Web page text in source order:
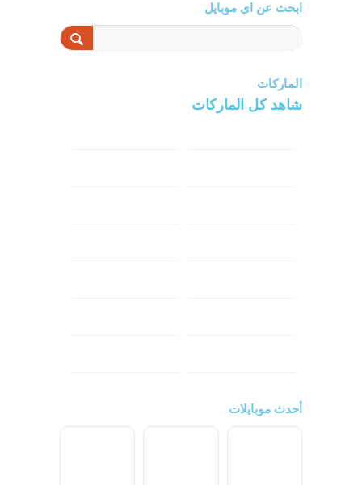
ابحث عن اى موبايل
الماركات
شاهد كل الماركات
أحدث موبايلات